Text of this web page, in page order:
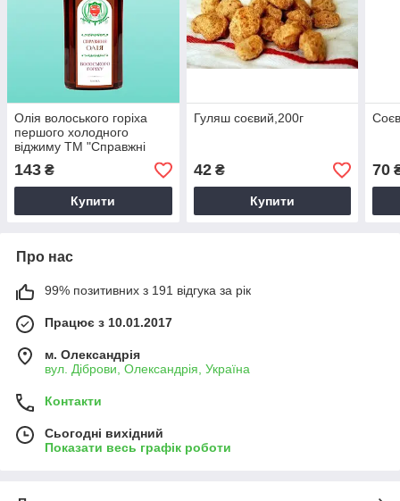
Олія волоського горіха
першого холодного
віджиму ТМ "Справжні
скарбі", 250мл
143 ₴
Купити
Гуляш соєвий,200г
42₴
Купити
70
Про нас
99% позитивних з 191 відгука за рік
Працює з 10.01.2017
м. Олександрія
вул. Діброви, Олександрія, Україна
Контакти
Сьогодні вихідний
Показати весь графік роботи